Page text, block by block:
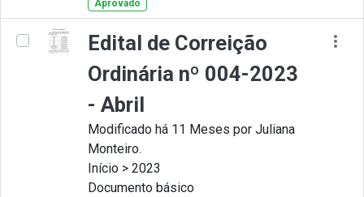
Aprovado
Edital de Correição
Ordinária nº 004-2023
- Abril
Modificado há 11 Meses por Juliana
Monteiro.
Início > 2023
Documento básico